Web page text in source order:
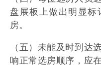
盘展板上做出明显标
房。
（五）未能及时到达
响正常选房顺序，应